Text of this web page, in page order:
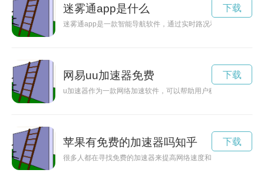
迷雾通app是什么
迷雾通app是一款智能导航软件，通过实时路况和地图信息，
下载
网易uu加速器免费
u加速器作为一款网络加速软件，可以帮助用户稳定快速地访
下载
苹果有免费的加速器吗知乎
很多人都在寻找免费的加速器来提高网络速度和保护隐私，那
下载